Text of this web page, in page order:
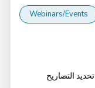
Webinars/Events
التصاريح